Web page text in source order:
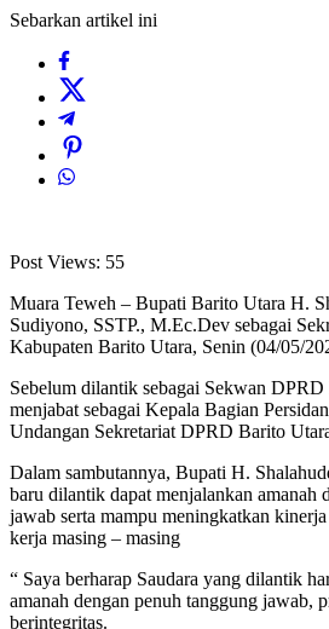
Sebarkan artikel ini
Post Views: 55
Muara Teweh – Bupati Barito Utara H.
Sudiyono, SSTP., M.Ec.Dev sebagai
Kabupaten Barito Utara, Senin (04/05/
Sebelum dilantik sebagai Sekwan
menjabat sebagai Kepala Bagian
Undangan Sekretariat DPRD Barito
Dalam sambutannya, Bupati H.
baru dilantik dapat menjalankan amanah
jawab serta mampu meningkatkan
kerja masing – masing
“ Saya berharap Saudara yang dilantik
amanah dengan penuh tanggung jawab,
berintegritas.